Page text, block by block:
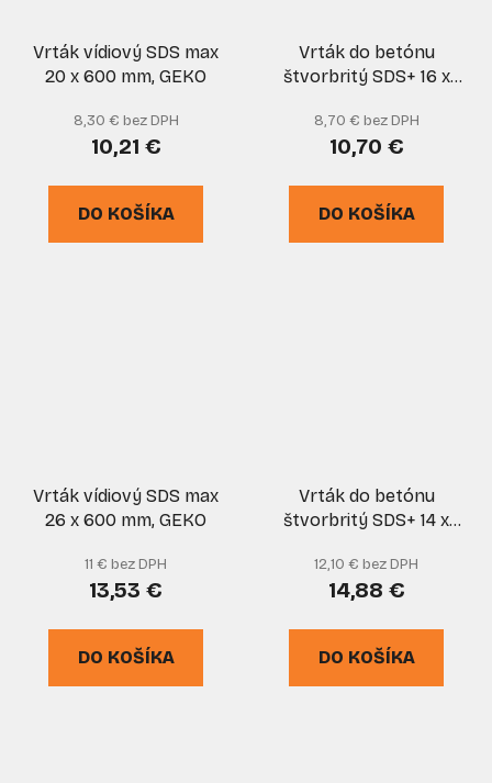
Vrták vídiový SDS max
20 x 600 mm, GEKO
8,30 € bez DPH
10,21 €
DO KOŠÍKA
Vrták do betónu
štvorbritý SDS+ 16 x
8,70 € bez DPH
10,70 €
DO KOŠÍKA
Vrták vídiový SDS max
26 x 600 mm, GEKO
11 € bez DPH
13,53 €
DO KOŠÍKA
Vrták do betónu
štvorbritý SDS+ 14 x
12,10 € bez DPH
14,88 €
DO KOŠÍKA